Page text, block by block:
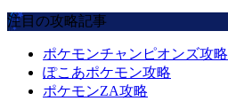
注目の攻略記事
ポケモンチャンピオンズ攻略
ぽこあポケモン攻略
ポケモンZA攻略